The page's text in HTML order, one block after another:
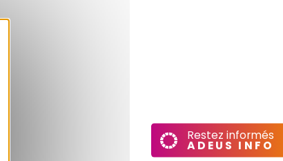
Restez informés
ADEUS INFO